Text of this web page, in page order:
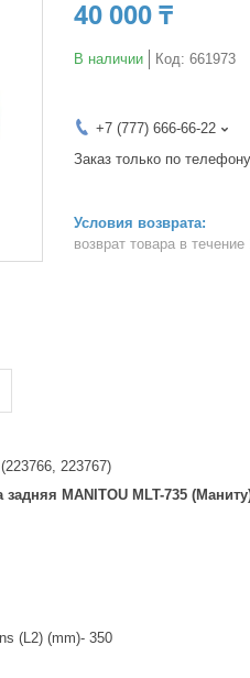
40 000 ₸
В наличии Код: 661973
+7 (777) 666-66-22
Заказ только по телефону
возврат товара в
223767)
задняя MANITOU MLT-735
(L2) (mm)- 350